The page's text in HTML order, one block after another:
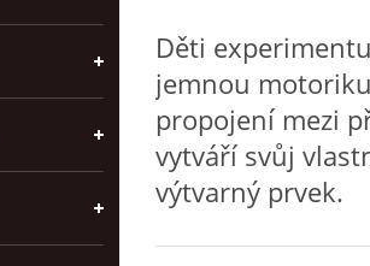
Děti
jemnou
propojení mezi
vytváří svůj
výtvarný prvek.